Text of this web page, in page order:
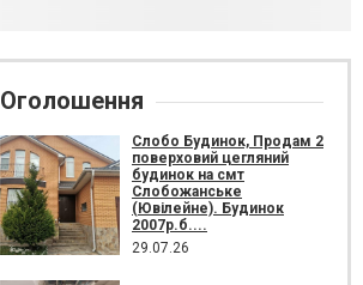
Оголошення
Слобо Будинок, Продам 2
поверховий цегляний
будинок на смт
Слобожанське
(Ювілейне). Будинок
2007р.б....
29.07.26